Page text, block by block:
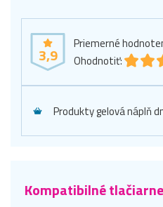
3,9
Priemerné
Ohodnotiť:
Produkty gelová náplň
Kompatibilné tlačiarne